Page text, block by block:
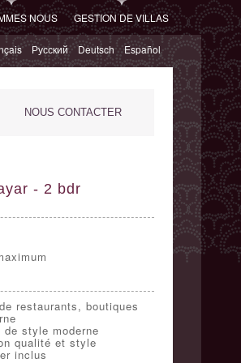
NOUS GESTION DE VILLAS
Русский Deutsch Español
NOUS CONTACTER
- 2 bdr
restaurants, boutiques
style moderne
qualité et style
inclus